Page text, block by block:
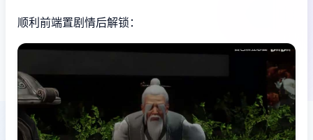
顺利前端置剧情后解锁：